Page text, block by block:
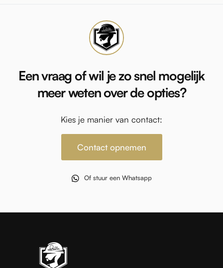
Een vraag of wil je zo snel mogelijk
meer weten over de opties?
Kies je manier van contact:
Contact opnemen
Of stuur een Whatsapp